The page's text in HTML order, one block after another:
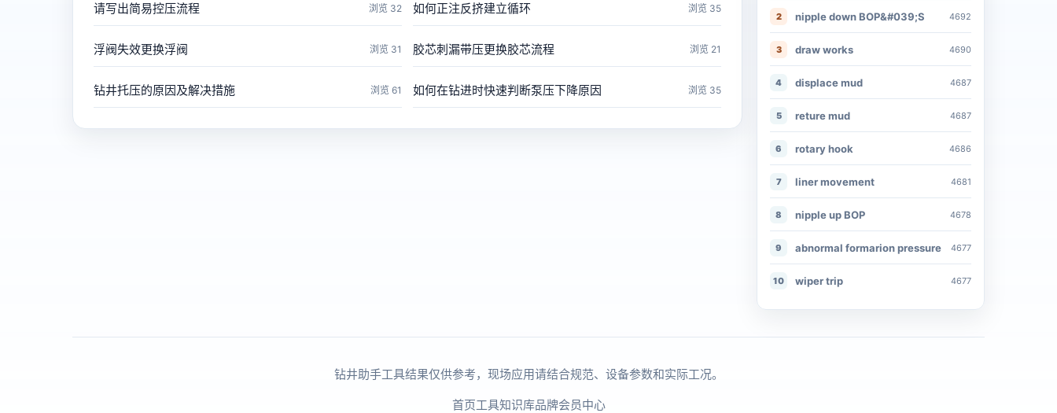
请写出简易控压流程 浏览 32 如何正注反挤建立循环 浏览 35
浮阀失效更换浮阀 浏览 31 胶芯刺漏带压更换胶芯流程 浏览 21
钻井托压的原因及解决措施 浏览 61 如何在钻进时快速判断泵压下降原因 浏览 35
2 nipple down BOP&#039;S 4692
3 draw works 4690
4 displace mud 4687
5 reture mud 4687
6 rotary hook 4686
7 liner movement 4681
8 nipple up BOP 4678
9 abnormal formarion pressure 4677
10 wiper trip 4677
钻井助手工具结果仅供参考，现场应用请结合规范、设备参数和实际工况。
首页工具知识库品牌会员中心